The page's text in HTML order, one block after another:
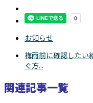
お知らせ
梅雨前に確認したい
ぐ方...
関連記事一覧